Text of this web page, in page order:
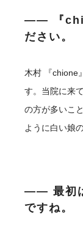
―― 『
ださい。
木村
『
す。当院に来
の方が多いこ
ように白い娘
―― 最初
ですね。